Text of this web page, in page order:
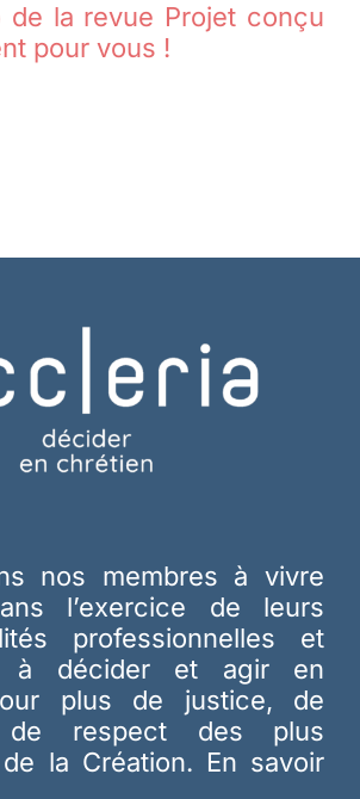
de la revue Projet conçu
pour vous !
nos membres à vivre
l’exercice de leurs
professionnelles et
à décider et agir en
plus de justice, de
de respect des plus
la Création. En savoir